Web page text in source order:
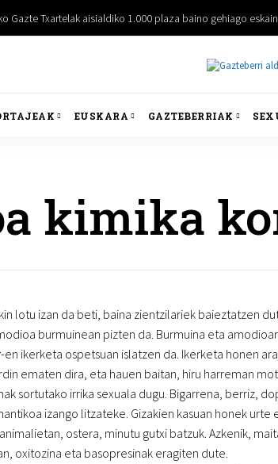
Gazte Txartelak aisialdiko 1.000 plaza baino gehiago
EUSKARA GAZTEBERRIAK
kimika
lotu izan da beti, baina zientzilariek baieztatzen
burmuinean pizten da. Burmuina eta
-en ikerketa ospetsuan islatzen da. Ikerketa honen
ematen dira, eta hauen baitan, hiru harreman
sortutako irrika sexuala dugu. Bigarrena, berriz,
izango litzateke. Gizakien kasuan honek urte
ostera, minutu gutxi batzuk. Azkenik,
oxitozina eta basopresinak eragiten dute.